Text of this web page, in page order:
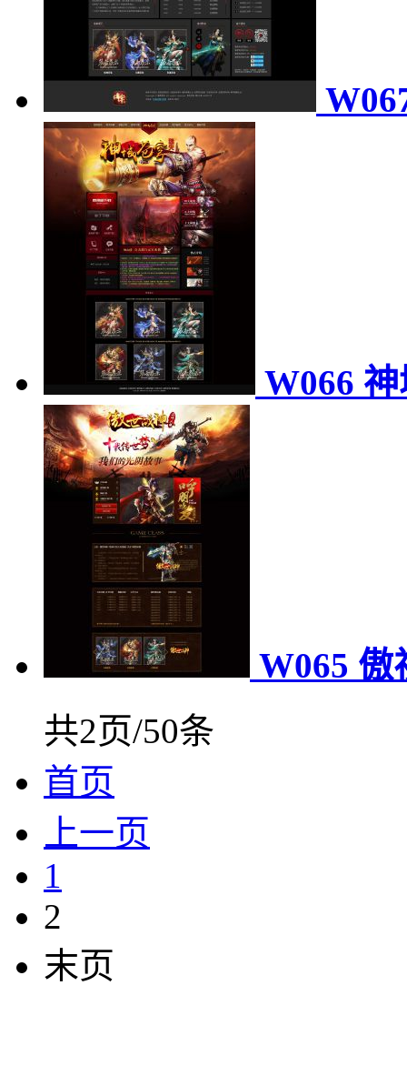
W066
W065 傲
共2页/50条
首页
上一页
1
2
末页